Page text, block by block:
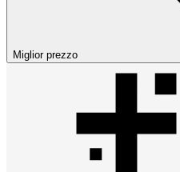
Miglior prezzo